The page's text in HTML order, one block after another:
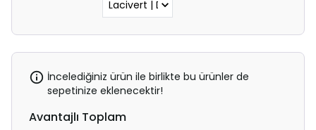
İncelediğiniz ürün ile birlikte bu ürünler de
sepetinize eklenecektir!
Avantajlı Toplam